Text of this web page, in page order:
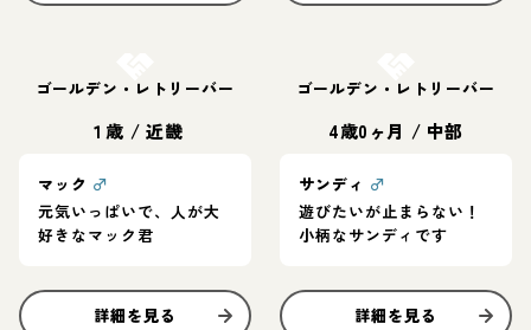
ゴールデン・レトリーバー
１歳 / 近畿
マック ♂
元気いっぱいで、人が大
好きなマック君
詳細を見る
ゴールデン・レトリーバー
4歳0ヶ月 / 中部
サンディ ♂
遊びたいが止まらない！
小柄なサンディです
詳細を見る